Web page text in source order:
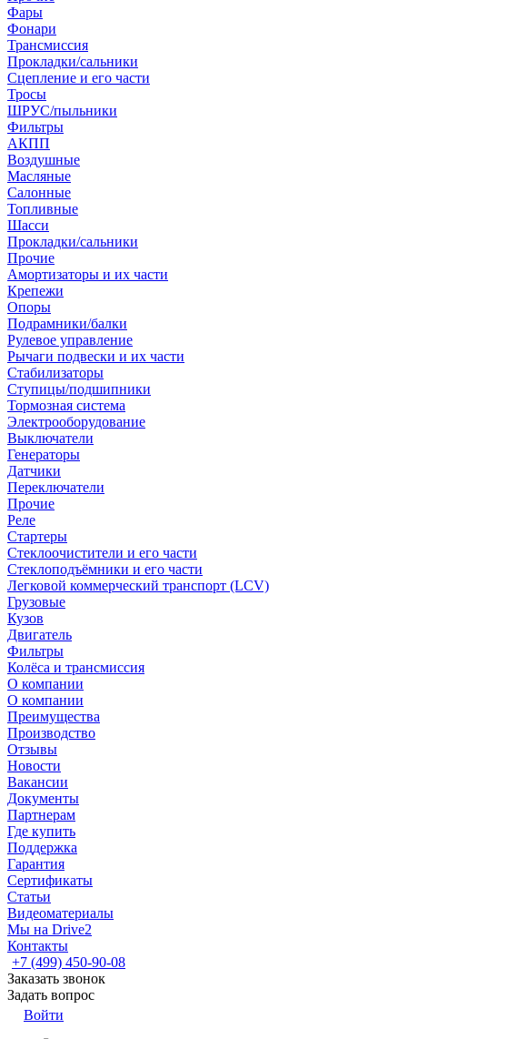
Фары
Фонари
Трансмиссия
Прокладки/сальники
Сцепление и его части
Тросы
ШРУС/пыльники
Фильтры
АКПП
Воздушные
Масляные
Салонные
Топливные
Шасси
Прокладки/сальники
Прочие
Амортизаторы и их части
Крепежи
Опоры
Подрамники/балки
Рулевое управление
Рычаги подвески и их части
Стабилизаторы
Ступицы/подшипники
Тормозная система
Электрооборудование
Выключатели
Генераторы
Датчики
Переключатели
Прочие
Реле
Стартеры
Стеклоочистители и его части
Стеклоподъёмники и его части
Легковой коммерческий транспорт (LCV)
Грузовые
Кузов
Двигатель
Фильтры
Колёса и трансмиссия
О компании
О компании
Преимущества
Производство
Отзывы
Новости
Вакансии
Документы
Партнерам
Где купить
Поддержка
Гарантия
Сертификаты
Статьи
Видеоматериалы
Мы на Drive2
Контакты
+7 (499) 450-90-08
Заказать звонок
Задать вопрос
Войти